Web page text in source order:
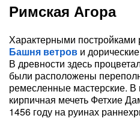
Римская Агора
Характерными постройками
Башня ветров и
В древности здесь
были расположены
ремесленные мастерские. В
кирпичная мечеть Фетхие
1456 году на руинах